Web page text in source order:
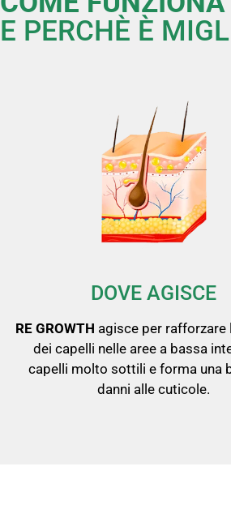
E PERCHÈ È
DOVE AGISCE
RE GROWTH agisce per rafforzare
dei capelli nelle aree a bassa
capelli molto sottili e forma una
danni alle cuticole.